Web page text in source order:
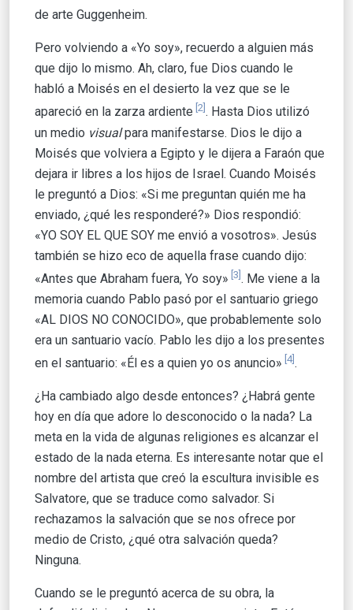
de arte Guggenheim.
Pero volviendo a «Yo soy», recuerdo a alguien más
que dijo lo mismo. Ah, claro, fue Dios cuando le
habló a Moisés en el desierto la vez que se le
apareció en la zarza ardiente [2] . Hasta Dios utilizó
un medio visualpara manifestarse. Dios le dijo a
Moisés que volviera a Egipto y le dijera a Faraón que
dejara ir libres a los hijos de Israel. Cuando Moisés
le preguntó a Dios: «Si me preguntan quién me ha
enviado, ¿qué les responderé?» Dios respondió:
«YO SOY EL QUE SOY me envió a vosotros». Jesús
también se hizo eco de aquella frase cuando dijo:
«Antes que Abraham fuera, Yo soy» [3]. Me viene a la
memoria cuando Pablo pasó por el santuario griego
«AL DIOS NO CONOCIDO», que probablemente solo
era un santuario vacío. Pablo les dijo a los presentes
en el santuario: «Él es a quien yo os anuncio» [4].
¿Ha cambiado algo desde entonces? ¿Habrá gente
hoy en día que adore lo desconocido o la nada? La
meta en la vida de algunas religiones es alcanzar el
estado de la nada eterna. Es interesante notar que el
nombre del artista que creó la escultura invisible es
Salvatore, que se traduce como salvador. Si
rechazamos la salvación que se nos ofrece por
medio de Cristo, ¿qué otra salvación queda?
Ninguna.
Cuando se le preguntó acerca de su obra, la